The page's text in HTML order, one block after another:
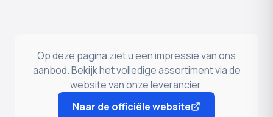
Op deze pagina ziet u een impressie van ons
aanbod. Bekijk het volledige assortiment via de
website van onze leverancier.
Naar de officiële website